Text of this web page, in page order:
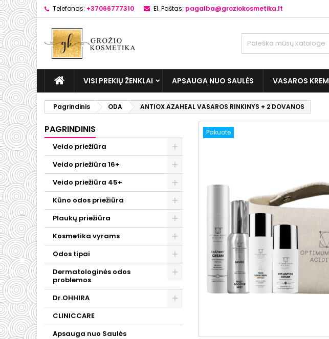
Telefonas: +37066777310 El. Paštas: pagalba@groziokosmetika.lt
VISI PREKIŲ ŽENKLAI APSAUGA NUO SAULĖS VASAROS
Pagrindinis ODA ANTIOX AZAHEAL VASAROS RINKINYS + 2 DOVANOS
PAGRINDINIS
Veido priežiūra
Veido priežiūra 16+
Veido priežiūra 45+
Kūno odos priežiūra
Plaukų priežiūra
Kosmetika vyrams
Odos tipai
Dermatologinės odos
problemos
Dr.OHHIRA
CLINICCARE
Apsauga nuo Saulės
Pakuotė